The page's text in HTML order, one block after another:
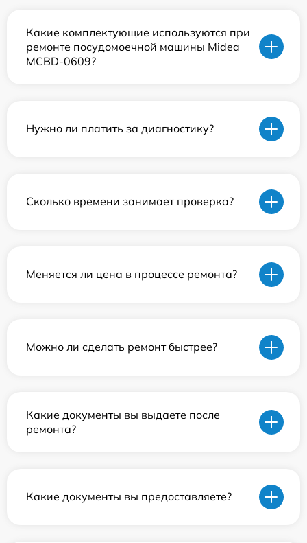
Какие комплектующие используются при
ремонте посудомоечной машины Midea
MCBD-0609?
Нужно ли платить за диагностику?
Сколько времени занимает проверка?
Меняется ли цена в процессе ремонта?
Можно ли сделать ремонт быстрее?
Какие документы вы выдаете после
ремонта?
Какие документы вы предоставляете?